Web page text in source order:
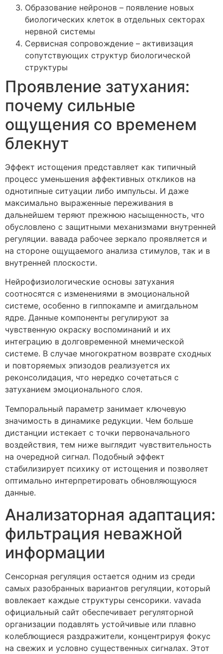
Образование нейронов – появление новых
биологических клеток в отдельных секторах
нервной системы
Сервисная сопровождение – активизация
сопутствующих структур биологической
структуры
Проявление затухания:
почему сильные
ощущения со временем
блекнут
Эффект истощения представляет как типичный
процесс уменьшения аффективных откликов на
однотипные ситуации либо импульсы. И даже
максимально выраженные переживания в
дальнейшем теряют прежнюю насыщенность, что
обусловлено с защитными механизмами внутренней
регуляции. вавада рабочее зеркало проявляется и
на стороне ощущаемого анализа стимулов, так и в
внутренней плоскости.
Нейрофизиологические основы затухания
соотносятся с изменениями в эмоциональной
системе, особенно в гиппокампе и амигдальном
ядре. Данные компоненты регулируют за
чувственную окраску воспоминаний и их
интеграцию в долговременной мнемической
системе. В случае многократном возврате сходных
и повторяемых эпизодов реализуется их
реконсолидация, что нередко сочетаться с
затуханием эмоционального слоя.
Темпоральный параметр занимает ключевую
значимость в динамике редукции. Чем больше
дистанции истекает с точки первоначального
воздействия, тем ниже выглядит чувствительность
на очередной сигнал. Подобный эффект
стабилизирует психику от истощения и позволяет
оптимально интерпретировать обновляющуюся
данные.
Анализаторная адаптация:
фильтрация неважной
информации
Сенсорная регуляция остается одним из среди
самых разобранных вариантов регуляции, который
вовлекает каждые структуры сенсорики. vavada
официальный сайт обеспечивает регуляторной
организации подавлять устойчивые или плавно
колеблющиеся раздражители, концентрируя фокус
на свежих и условно существенных сигналах. Этот